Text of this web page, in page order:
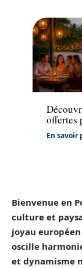
Activités
offertes
En savoir
Bienvenue en
culture et
joyau
oscille
et dynamisme